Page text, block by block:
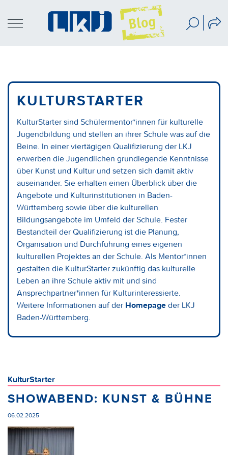
KULTURSTARTER
KulturStarter sind Schülermentor*innen für kulturelle
Jugendbildung und stellen an ihrer Schule was auf die
Beine. In einer viertägigen Qualifizierung der LKJ
erwerben die Jugendlichen grundlegende Kenntnisse
über Kunst und Kultur und setzen sich damit aktiv
auseinander. Sie erhalten einen Überblick über die
Angebote und Kulturinstitutionen in Baden-
Württemberg sowie über die kulturellen
Bildungsangebote im Umfeld der Schule. Fester
Bestandteil der Qualifizierung ist die Planung,
Organisation und Durchführung eines eigenen
kulturellen Projektes an der Schule. Als Mentor*innen
gestalten die KulturStarter zukünftig das kulturelle
Leben an ihre Schule aktiv mit und sind
Ansprechpartner*innen für Kulturinteressierte.
Weitere Informationen auf der Homepage der LKJ
Baden-Württemberg.
KulturStarter
SHOWABEND: KUNST & BÜHNE
06.02.2025